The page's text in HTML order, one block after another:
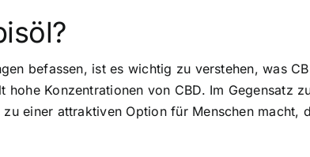
befassen, ist es wichtig zu verstehen, was
Konzentrationen von CBD. Im Gegensatz
einer attraktiven Option für Menschen